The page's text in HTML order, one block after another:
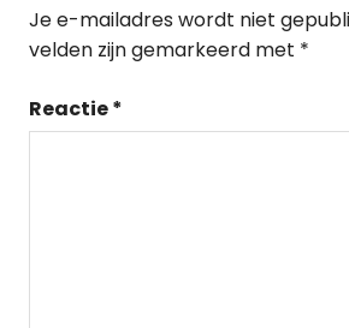
Je e-mailadres wordt niet
velden zijn gemarkeerd met *
Reactie*